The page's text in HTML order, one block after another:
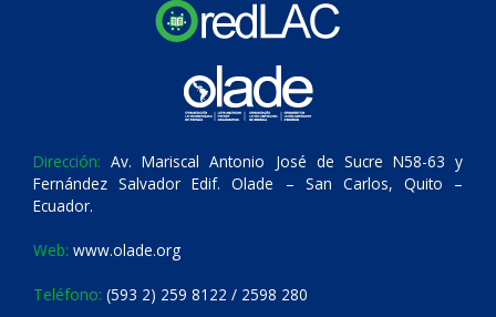
Dirección: Av. Mariscal Antonio José de Sucre N58-63 y
Fernández Salvador Edif. Olade – San Carlos, Quito –
Ecuador.
Web: www.olade.org
Teléfono: (593 2) 259 8122 / 2598 280